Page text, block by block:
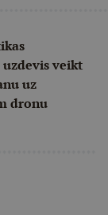
uzdevis veikt
uz
dronu